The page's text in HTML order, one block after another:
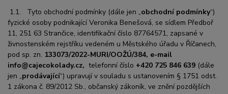
1.1. Tyto obchodní podmínky (dále jen „obchodní podmínky“)
fyzické osoby podnikající Veronika Benešová, se sídlem Předboř
11, 251 63 Strančice, identifikační číslo 87764571, zapsané v
živnostenském rejstříku vedeném u Městského úřadu v Říčanech,
pod sp. zn. 133073/2022-MURI/OOŽÚ/384, e-mail
info@cajecokolady.cz, telefonní číslo +420 725 846 639 (dále
jen „prodávající“) upravují v souladu s ustanovením § 1751 odst.
1 zákona č. 89/2012 Sb., občanský zákoník, ve znění pozdějších